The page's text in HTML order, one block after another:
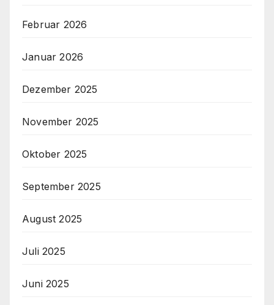
Februar 2026
Januar 2026
Dezember 2025
November 2025
Oktober 2025
September 2025
August 2025
Juli 2025
Juni 2025